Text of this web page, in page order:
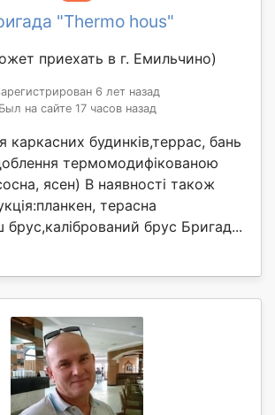
"Thermo hous"
приехать в г. Емильчино)
6 лет назад
Был на сайте 17 часов назад
каркасних будинків,террас, бань
термомодифікованою
ясен) В наявності також
терасна
брус Бригад...